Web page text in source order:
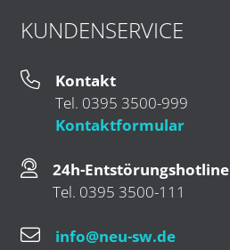
KUNDENSERVICE
Kontakt
Tel. 0395 3500-999
Kontaktformular
24h-Entstörungshotline
Tel. 0395 3500-111
info@neu-sw.de